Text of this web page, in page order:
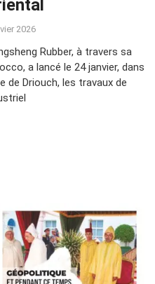
2026
Rubber, à travers sa
a lancé le 24 janvier, dans
de Driouch, les travaux de